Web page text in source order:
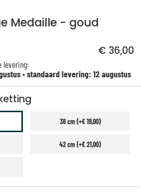
Medaille - goud
€ 36,00
levering:
•standaard levering: 12 augustus
38 cm (+€ 19,00)
42 cm (+€ 21,00)